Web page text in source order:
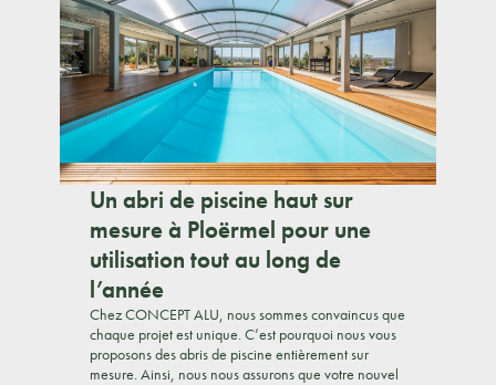
Un abri de piscine haut sur
mesure à Ploërmel pour une
utilisation tout au long de
l’année
Chez CONCEPT ALU, nous sommes convaincus que
chaque projet est unique. C’est pourquoi nous vous
proposons des abris de piscine entièrement sur
mesure. Ainsi, nous nous assurons que votre nouvel